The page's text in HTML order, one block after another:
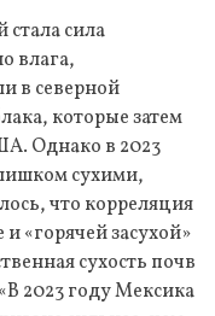
сила
влага,
в северной
которые затем
Однако в 2023
сухими,
что корреляция
«горячей засухой»
сухость почв
2023 году Мексика